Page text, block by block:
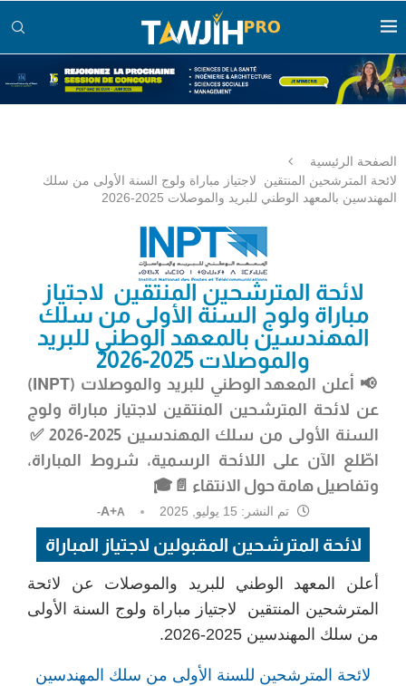
الصفحة الرئيسية
لائحة المترشحين المنتقين لاجتياز مباراة ولوج السنة الأولى من سلك
المهندسين بالمعهد الوطني للبريد والموصلات 2025-2026
لائحة المترشحين المنتقين لاجتياز
مباراة ولوج السنة الأولى من سلك
المهندسين بالمعهد الوطني للبريد
والموصلات 2025-2026
📢 أعلن المعهد الوطني للبريد والموصلات (INPT)
عن لائحة المترشحين المنتقين لاجتياز مباراة ولوج
السنة الأولى من سلك المهندسين 2025-2026 ✅
اطّلع الآن على اللائحة الرسمية، شروط المباراة،
وتفاصيل هامة حول الانتقاء 📄🎓
تم النشر: A+A-
لائحة المترشحين المقبولين لاجتياز المباراة
أعلن المعهد الوطني للبريد والموصلات عن لائحة
المترشحين المنتقين لاجتياز مباراة ولوج السنة الأولى
من سلك المهندسين 2025-2026.
لائحة المترشحين للسنة الأولى من سلك المهندسين